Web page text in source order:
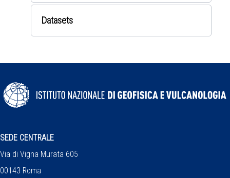
Datasets
SEDE CENTRALE
Via di Vigna Murata 605
00143 Roma